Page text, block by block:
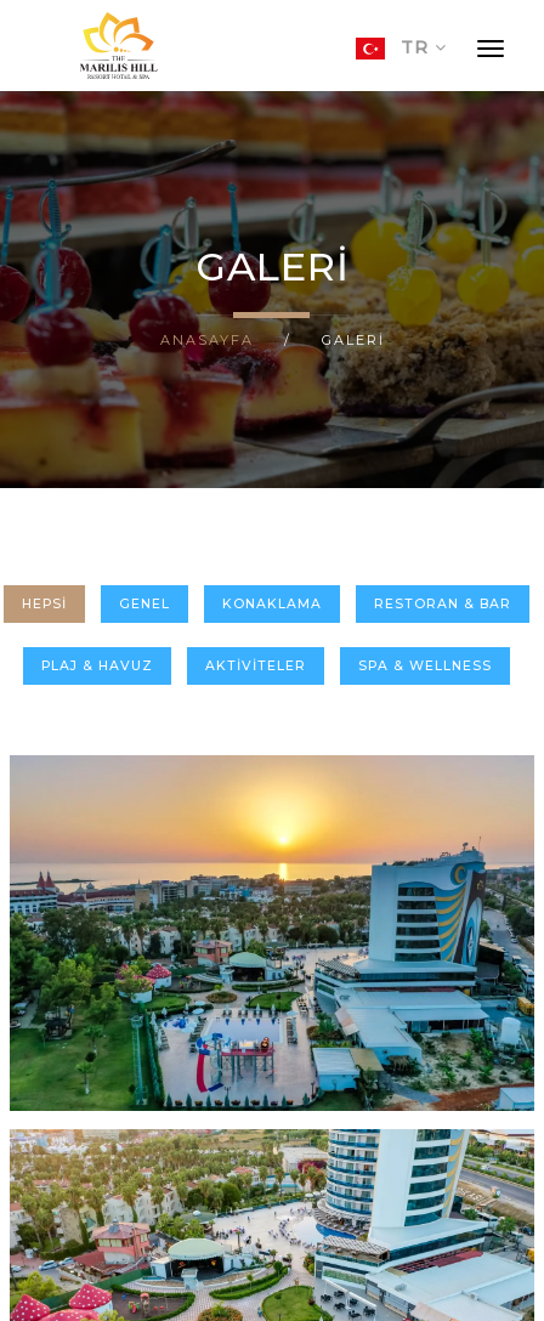
TR
ANASAYFA
OTELIMIZ
HAKKIMIZDA
GALERI
İLETIŞIM
GALERI
ANASAYFA / GALERI
HEPSI GENEL KONAKLAMA RESTORAN & BAR
PLAJ & HAVUZ AKTIVITELER SPA & WELLNESS